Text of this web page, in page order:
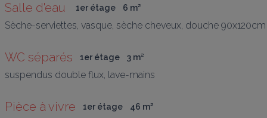
Salle d'eau 1er étage 6 m²
Sèche-serviettes, vasque, sèche cheveux, douche 90x120cm
WC séparés 1er étage 3 m²
suspendus double flux, lave-mains
Pièce à vivre 1er étage 46 m²